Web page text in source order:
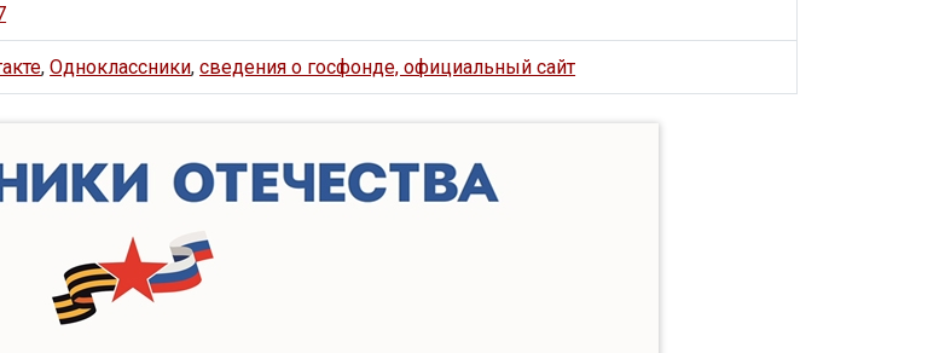
,Одноклассники,сведения о госфонде, официальный сайт